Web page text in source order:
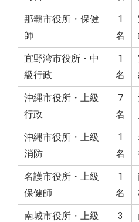
那覇市役所・保健
師
1
名
宜野湾市役所・中
級行政
1
名
沖縄市役所・上級
行政
7
名
沖縄市役所・上級
消防
1
名
名護市役所・上級
保健師
1
名
南城市役所・上級
3